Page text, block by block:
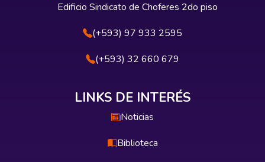
Edificio Sindicato de Choferes 2do piso
(+593) 97 933 2595
(+593) 32 660 679
LINKS DE INTERÉS
Noticias
Biblioteca